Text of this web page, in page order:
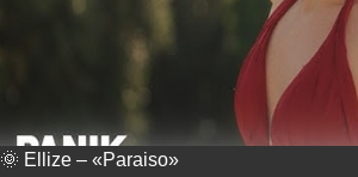
🌞 Ellize – «Paraiso»